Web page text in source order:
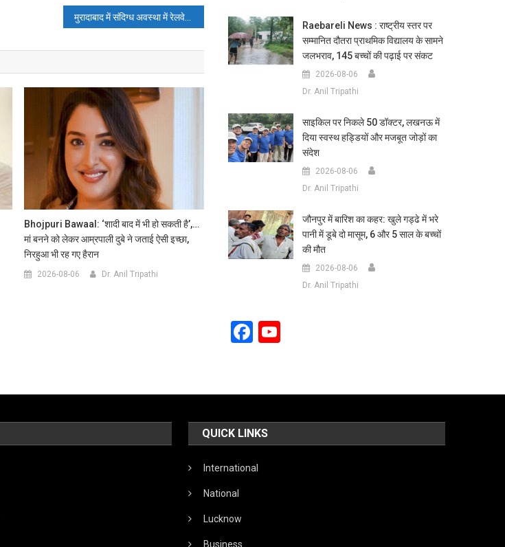
Bhojpuri Bawaal: ‘शादी बाद में भी हो सकती है’,…
मां बनने को लेकर आम्रपाली दुबे ने जताई ऐसी इच्छा,
निरहुआ भी रह गए हैरान
2026-08-06 Dr. Anil Tripathi
Raebareli News : राष्ट्रीय स्तर पर
सम्मानित दौतरा प्राथमिक विद्यालय के सामने
जलभराव, 145 बच्चों की पढ़ाई पर संकट
2026-08-06
Dr. Anil Tripathi
साइकिल पर निकले 50 डॉक्टर, लखनऊ में
दिया स्वस्थ हड्डियों और मजबूत जोड़ों का
संदेश
2026-08-06
Dr. Anil Tripathi
जौनपुर में बारिश का कहर: खुले गड्ढे में भरे
पानी में डूबे दो मासूम, 6 और 5 साल के बच्चों
की मौत
2026-08-06
Dr. Anil Tripathi
Facebook
QUICK LINKS
International
National
Lucknow
Business